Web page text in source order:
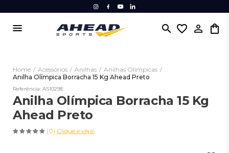
menu search favorite_border
Home / Acessórios / Anilhas / Anilhas Olímpicas /
Anilha Olímpica Borracha 15 Kg Ahead Preto
Anilha Olímpica Borracha 15 Kg
Ahead Preto
(0) Clique e veja!
Referência: AS1029E